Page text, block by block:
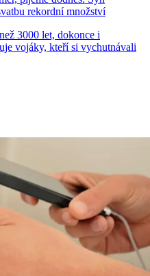
rekordní množství
3000 let, dokonce i
vojáky, kteří si vychutnávali